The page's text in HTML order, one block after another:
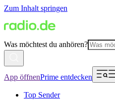
Zum Inhalt springen
Was möchtest du anhören?
App öffnenPrime entdecken
Top Sender